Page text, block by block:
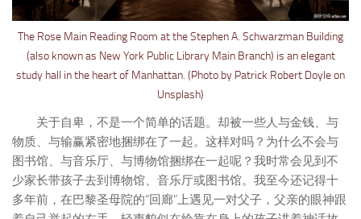
The Rose Main Reading Room at the Stephen A. Schwarzman Building
(also known as New York Public Library Main Branch) is an elegant
study hall in the heart of Manhattan. (Photo by Patrick Robert Doyle on
Unsplash)
关于自卑，不是一个简单的话题。却被一些人与金钱、与
物质、与输赢紧密地捆绑在了一起。这样对吗？为什么不会与
图书馆、与音乐厅、与博物馆捆绑在一起呢？我时常会见到不
少家长带孩子去到博物馆、音乐厅或图书馆。我至今还记得十
多年前，在巴黎圣母院的“回廊”上遇见一对父子，父亲的眼神跟